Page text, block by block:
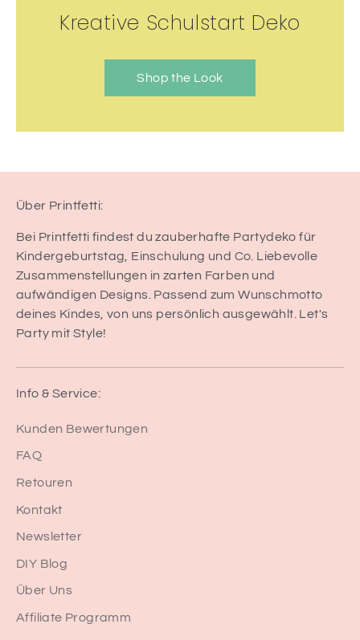
Kreative Schulstart Deko
Shop the Look
Über Printfetti:
Bei Printfetti findest du zauberhafte Partydeko für
Kindergeburtstag, Einschulung und Co. Liebevolle
Zusammenstellungen in zarten Farben und
aufwändigen Designs. Passend zum Wunschmotto
deines Kindes, von uns persönlich ausgewählt. Let's
Party mit Style!
Info & Service:
Kunden Bewertungen
FAQ
Retouren
Kontakt
Newsletter
DIY Blog
Über Uns
Affiliate Programm